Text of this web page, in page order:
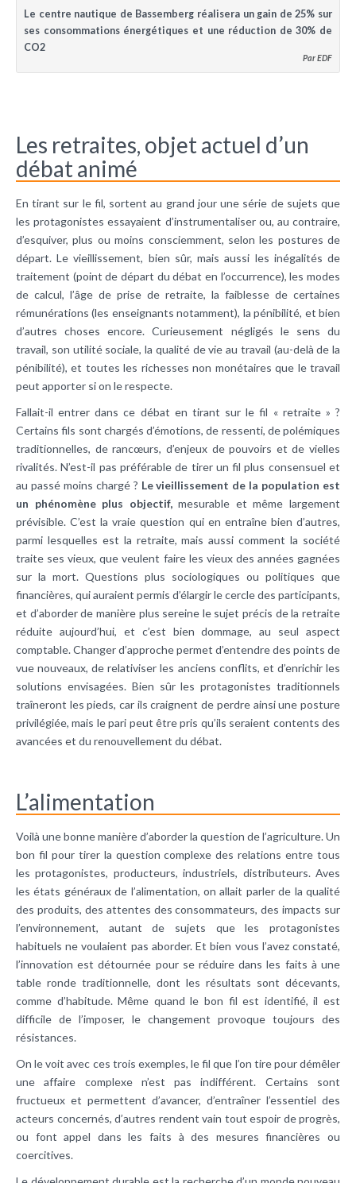
Le centre nautique de Bassemberg réalisera un gain de 25% sur
ses consommations énergétiques et une réduction de 30% de
CO2
Par EDF
Les retraites, objet actuel d’un
débat animé
En tirant sur le fil, sortent au grand jour une série de sujets que
les protagonistes essayaient d’instrumentaliser ou, au contraire,
d’esquiver, plus ou moins consciemment, selon les postures de
départ. Le vieillissement, bien sûr, mais aussi les inégalités de
traitement (point de départ du débat en l’occurrence), les modes
de calcul, l’âge de prise de retraite, la faiblesse de certaines
rémunérations (les enseignants notamment), la pénibilité, et bien
d’autres choses encore. Curieusement négligés le sens du
travail, son utilité sociale, la qualité de vie au travail (au-delà de la
pénibilité), et toutes les richesses non monétaires que le travail
peut apporter si on le respecte.
Fallait-il entrer dans ce débat en tirant sur le fil « retraite » ?
Certains fils sont chargés d’émotions, de ressenti, de polémiques
traditionnelles, de rancœurs, d’enjeux de pouvoirs et de vielles
rivalités. N’est-il pas préférable de tirer un fil plus consensuel et
au passé moins chargé ? Le vieillissement de la population est
un phénomène plus objectif,mesurable et même largement
prévisible. C’est la vraie question qui en entraîne bien d’autres,
parmi lesquelles est la retraite, mais aussi comment la société
traite ses vieux, que veulent faire les vieux des années gagnées
sur la mort. Questions plus sociologiques ou politiques que
financières, qui auraient permis d’élargir le cercle des participants,
et d’aborder de manière plus sereine le sujet précis de la retraite
réduite aujourd’hui, et c’est bien dommage, au seul aspect
comptable. Changer d’approche permet d’entendre des points de
vue nouveaux, de relativiser les anciens conflits, et d’enrichir les
solutions envisagées. Bien sûr les protagonistes traditionnels
traîneront les pieds, car ils craignent de perdre ainsi une posture
privilégiée, mais le pari peut être pris qu’ils seraient contents des
avancées et du renouvellement du débat.
L’alimentation
Voilà une bonne manière d’aborder la question de l’agriculture. Un
bon fil pour tirer la question complexe des relations entre tous
les protagonistes, producteurs, industriels, distributeurs. Aves
les états généraux de l’alimentation, on allait parler de la qualité
des produits, des attentes des consommateurs, des impacts sur
l’environnement, autant de sujets que les protagonistes
habituels ne voulaient pas aborder. Et bien vous l’avez constaté,
l’innovation est détournée pour se réduire dans les faits à une
table ronde traditionnelle, dont les résultats sont décevants,
comme d’habitude. Même quand le bon fil est identifié, il est
difficile de l’imposer, le changement provoque toujours des
résistances.
On le voit avec ces trois exemples, le fil que l’on tire pour démêler
une affaire complexe n’est pas indifférent. Certains sont
fructueux et permettent d’avancer, d’entraîner l’essentiel des
acteurs concernés, d’autres rendent vain tout espoir de progrès,
ou font appel dans les faits à des mesures financières ou
coercitives.